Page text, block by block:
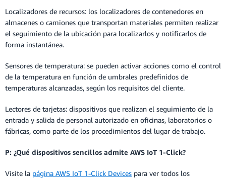
Localizadores de recursos: los localizadores de contenedores en
almacenes o camiones que transportan materiales permiten realizar
el seguimiento de la ubicación para localizarlos y notificarlos de
forma instantánea.
Sensores de temperatura: se pueden activar acciones como el control
de la temperatura en función de umbrales predefinidos de
temperaturas alcanzadas, según los requisitos del cliente.
Lectores de tarjetas: dispositivos que realizan el seguimiento de la
entrada y salida de personal autorizado en oficinas, laboratorios o
fábricas, como parte de los procedimientos del lugar de trabajo.
P: ¿Qué dispositivos sencillos admite AWS IoT 1-Click?
Visite la página AWS IoT 1-Click Devices para ver todos los